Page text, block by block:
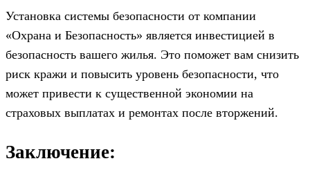
Установка системы безопасности от компании
«Охрана и Безопасность» является инвестицией в
безопасность вашего жилья. Это поможет вам снизить
риск кражи и повысить уровень безопасности, что
может привести к существенной экономии на
страховых выплатах и ремонтах после вторжений.
Заключение: